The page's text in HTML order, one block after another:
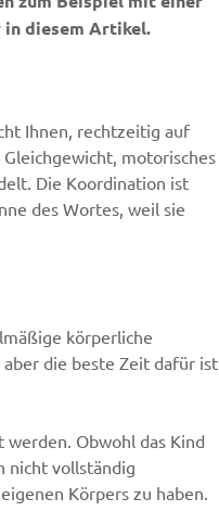
in diesem Artikel.
Ihnen, rechtzeitig auf
motorisches
Die Koordination ist
des Wortes, weil sie
körperliche
die beste Zeit dafür ist
Obwohl das Kind
nicht vollständig
Körpers zu haben.